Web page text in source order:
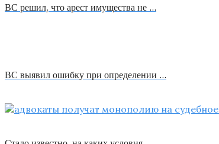
ВС решил, что арест имущества не …
ВС выявил ошибку при определении …